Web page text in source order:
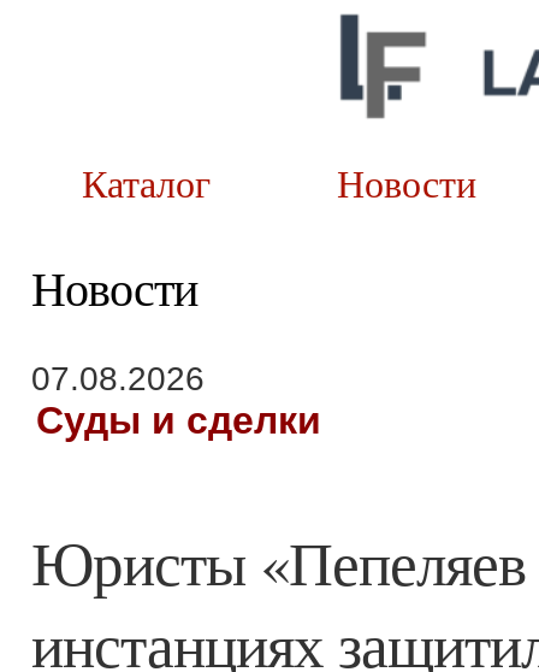
Каталог
Новости
07.08.2026
Суды и сделки
Юристы «Пепеляев
инстанциях